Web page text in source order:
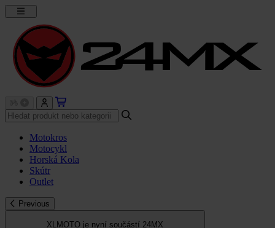
Motokros
Motocykl
Horská Kola
Skútr
Outlet
Previous
XLMOTO je nyní součástí 24MX